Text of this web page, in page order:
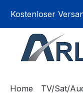
Zur
Kostenloser
Home TV/Sat/